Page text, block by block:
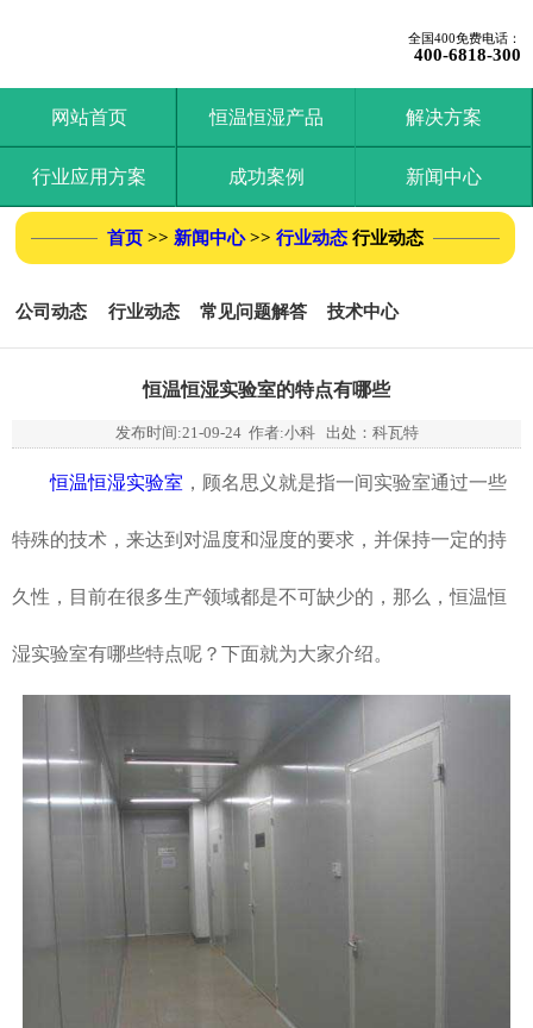
全国400免费电话：
400-6818-300
网站首页 恒温恒湿产品 解决方案
行业应用方案 成功案例 新闻中心
首页>> 新闻中心>> 行业动态 行业动态
公司动态 行业动态 常见问题解答 技术中心
恒温恒湿实验室的特点有哪些
发布时间:21-09-24作者:小科 出处：科瓦特
恒温恒湿实验室 ，顾名思义就是指一间实验室通过一些
特殊的技术，来达到对温度和湿度的要求，并保持一定的持
久性，目前在很多生产领域都是不可缺少的，那么，恒温恒
湿实验室有哪些特点呢？下面就为大家介绍。